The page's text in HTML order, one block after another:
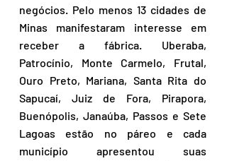
negócios. Pelo menos 13 cidades de
Minas manifestaram interesse em
receber a fábrica. Uberaba,
Patrocínio, Monte Carmelo, Frutal,
Ouro Preto, Mariana, Santa Rita do
Sapucaí, Juiz de Fora, Pirapora,
Buenópolis, Janaúba, Passos e Sete
Lagoas estão no páreo e cada
município apresentou suas